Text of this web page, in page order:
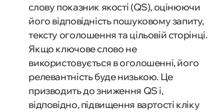
слову показник якості (QS), оцінюючи
його відповідність пошуковому запиту,
тексту оголошення та цільовій сторінці.
Якщо ключове слово не
використовується в оголошенні, його
релевантність буде низькою. Це
призводить до зниження QS і,
відповідно, підвищення вартості кліку